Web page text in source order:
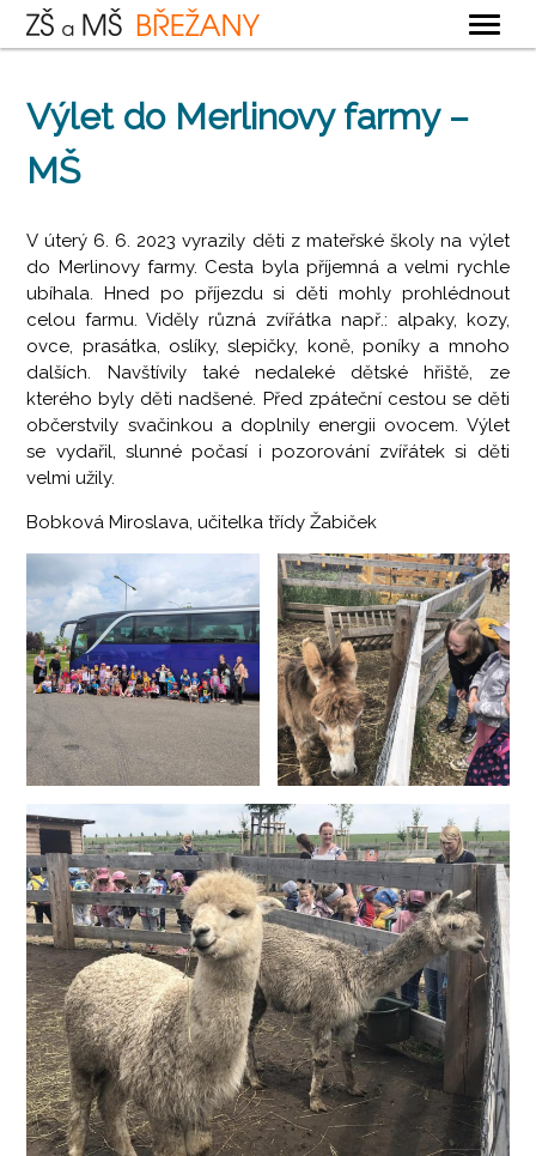
ZÁKLADNÍ ŠKOLA
ŠKOLNÍ JÍDELNA
KONTAKTY
Výlet do Merlinovy farmy –
MŠ
V úterý 6. 6. 2023 vyrazily děti z mateřské školy na výlet
do Merlinovy farmy. Cesta byla příjemná a velmi rychle
ubíhala. Hned po příjezdu si děti mohly prohlédnout
celou farmu. Viděly různá zvířátka např.: alpaky, kozy,
ovce, prasátka, oslíky, slepičky, koně, poníky a mnoho
dalších. Navštívily také nedaleké dětské hřiště, ze
kterého byly děti nadšené. Před zpáteční cestou se děti
občerstvily svačinkou a doplnily energii ovocem. Výlet
se vydařil, slunné počasí i pozorování zvířátek si děti
velmi užily.
Bobková Miroslava, učitelka třídy Žabiček